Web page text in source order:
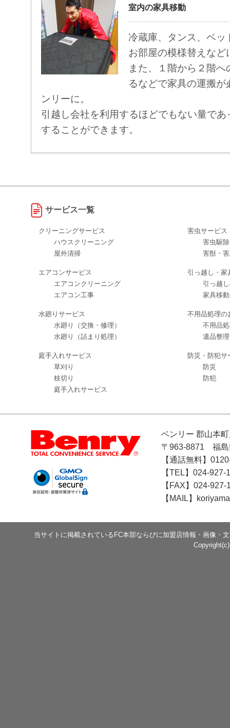
室内の家具移動
冷蔵庫、タンス、ベ
お部屋の模様替えな
また、１階から２階
るなどで家具の運搬
ンリーに。
引越し会社を利用するほどでもない量で
することができます。
サービス一覧
クリーニングサービス
ハウスクリーニング
屋外清掃
エアコンサービス
エアコンクリーニング
エアコン工事
水廻りサービス
水廻り（交換・修理）
水廻り（詰まり処理）
庭手入れサービス
草刈り
枝切り
庭手入れサービス
害虫サービス
害虫駆除
害獣・
引っ越し・家
引っ越
家具移動
不用品処理の
不用品
遺品整理
防災・防犯サ
防災
防犯
ベンリー 郡山本
〒963-8871 福島
【通話無料】
【TEL】024-927-
【FAX】024-927-
【MAIL】
当サイトに掲載されているFC本部ならびに加盟店情報・画像・